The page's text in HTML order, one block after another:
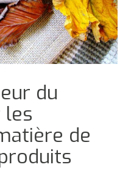
du
les
de